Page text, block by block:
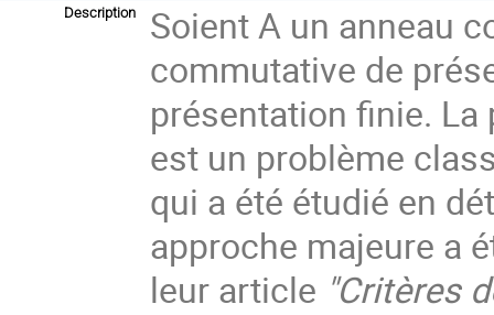
Description
Soient A un anneau
commutative de
présentation finie.
est un problème
qui a été étudié en
approche majeure a
leur article "Critères